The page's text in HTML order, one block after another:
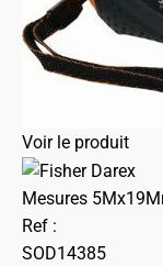
Voir le produit
Mesures
Ref :
SOD14385